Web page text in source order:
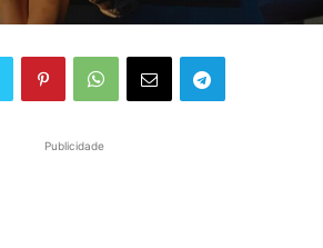
Publicidade